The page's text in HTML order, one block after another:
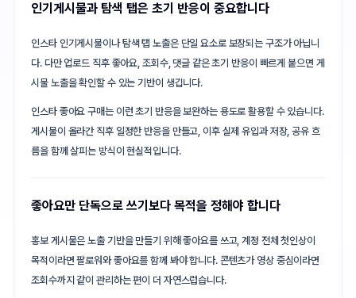
인기게시물과 탐색 탭은 초기 반응이 중요합니다
인스타 인기게시물이나 탐색 탭 노출은 단일 요소로 보장되는 구조가 아닙니
다. 다만 업로드 직후 좋아요, 조회수, 댓글 같은 초기 반응이 빠르게 붙으면 게
시물 노출을 확인할 수 있는 기반이 생깁니다.
인스타 좋아요 구매는 이런 초기 반응을 보완하는 용도로 활용할 수 있습니다.
게시물이 올라간 직후 일정한 반응을 만들고, 이후 실제 유입과 저장, 공유 흐
름을 함께 살피는 방식이 현실적입니다.
좋아요만 단독으로 쓰기보다 목적을 정해야 합니다
홍보 게시물은 노출 기반을 만들기 위해 좋아요를 쓰고, 계정 전체 첫인상이
목적이라면 팔로워와 좋아요를 함께 봐야 합니다. 콘텐츠가 영상 중심이라면
조회수까지 같이 관리하는 편이 더 자연스럽습니다.